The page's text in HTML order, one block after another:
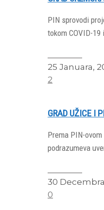
PIN sprovodi
tokom COVID-
25 Januara,
2
GRAD UŽICE I
Prema PIN-
podrazumeva
30
0